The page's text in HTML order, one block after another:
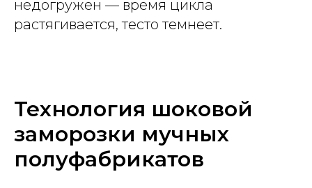
недогружен — время цикла
растягивается, тесто темнеет.
Технология шоковой
заморозки мучных
полуфабрикатов